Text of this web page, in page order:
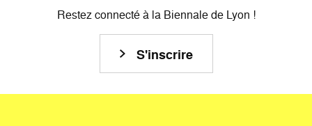
Restez connecté à la Biennale de Lyon !
S'inscrire